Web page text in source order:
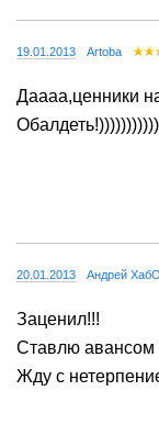
19.01.2013 Artoba
Даааа,ценники
20.01.2013 Андрей
Заценил!!!
Ставлю авансом
Жду с